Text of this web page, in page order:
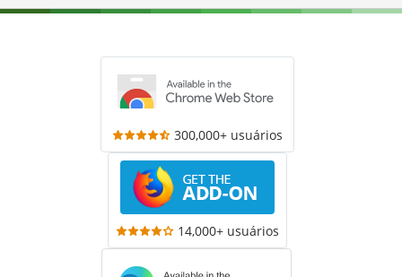
300,000+ usuários
14,000+ usuários